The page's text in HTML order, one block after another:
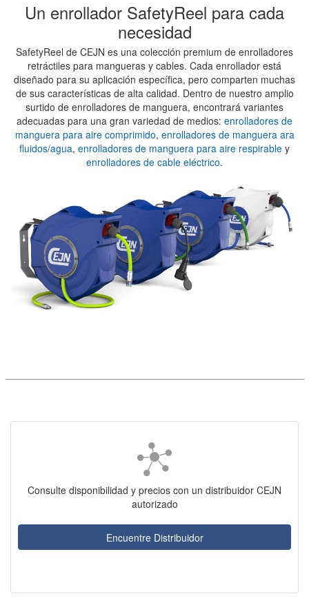
Un enrollador SafetyReel para cada
necesidad
SafetyReel de CEJN es una colección premium de enrolladores
retráctiles para mangueras y cables. Cada enrollador está
diseñado para su aplicación específica, pero comparten muchas
de sus características de alta calidad. Dentro de nuestro amplio
surtido de enrolladores de manguera, encontrará variantes
adecuadas para una gran variedad de medios: enrolladores de
manguera para aire comprimido, enrolladores de manguera ara
fluidos/agua, enrolladores de manguera para aire respirable y
enrolladores de cable eléctrico.
Consulte disponibilidad y precios con un distribuidor CEJN
autorizado
Encuentre Distribuidor